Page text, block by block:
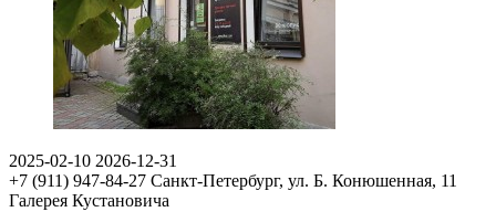
2025-02-10 2026-12-31
+7 (911) 947-84-27 Санкт-Петербург, ул. Б. Конюшенная, 11
Галерея Кустановича